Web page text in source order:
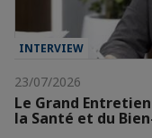
INTERVIEW
23/07/2026
Le Grand
la Santé et du